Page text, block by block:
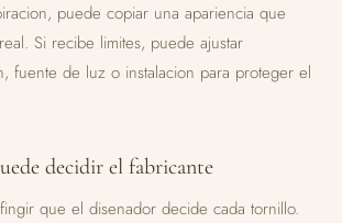
puede copiar una apariencia que
Si recibe limites, puede ajustar
fuente de luz o instalacion para proteger el
decidir el fabricante
que el disenador decide cada tornillo.